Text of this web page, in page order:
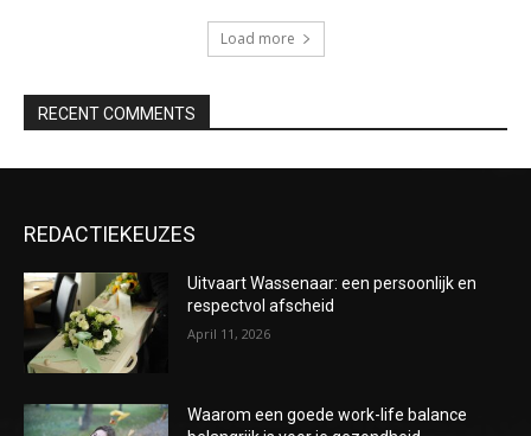
Load more
RECENT COMMENTS
REDACTIEKEUZES
Uitvaart Wassenaar: een persoonlijk en
respectvol afscheid
April 11, 2026
Waarom een goede work-life balance